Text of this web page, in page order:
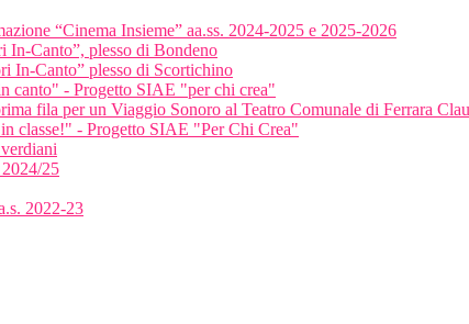
“Cinema Insieme” aa.ss. 2024-2025 e 2025-2026
In-Canto”, plesso di Bondeno
In-Canto” plesso di Scortichino
canto" - Progetto SIAE "per chi crea"
fila per un Viaggio Sonoro al Teatro Comunale di Ferrara
classe!" - Progetto SIAE "Per Chi Crea"
25
2022-23